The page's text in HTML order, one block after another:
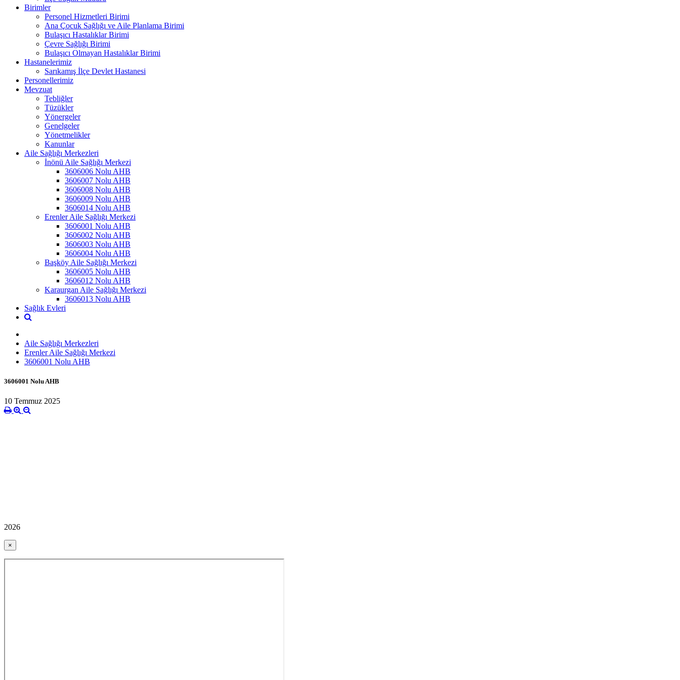
Birimler
Personel Hizmetleri Birimi
Ana Çocuk Sağlığı ve Aile Planlama Birimi
Bulaşıcı Hastalıklar Birimi
Çevre Sağlığı Birimi
Bulaşıcı Olmayan Hastalıklar Birimi
Hastanelerimiz
Sarıkamış İlçe Devlet Hastanesi
Personellerimiz
Mevzuat
Tebliğler
Tüzükler
Yönergeler
Genelgeler
Yönetmelikler
Kanunlar
Aile Sağlığı Merkezleri
İnönü Aile Sağlığı Merkezi
3606006 Nolu AHB
3606007 Nolu AHB
3606008 Nolu AHB
3606009 Nolu AHB
3606014 Nolu AHB
Erenler Aile Sağlığı Merkezi
3606001 Nolu AHB
3606002 Nolu AHB
3606003 Nolu AHB
3606004 Nolu AHB
Başköy Aile Sağlığı Merkezi
3606005 Nolu AHB
3606012 Nolu AHB
Karaurgan Aile Sağlığı Merkezi
3606013 Nolu AHB
Sağlık Evleri
Aile Sağlığı Merkezleri
Erenler Aile Sağlığı Merkezi
3606001 Nolu AHB
3606001 Nolu AHB
10 Temmuz 2025
2026
×